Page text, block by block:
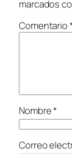
marcados
Comentario
Nombre*
Correo